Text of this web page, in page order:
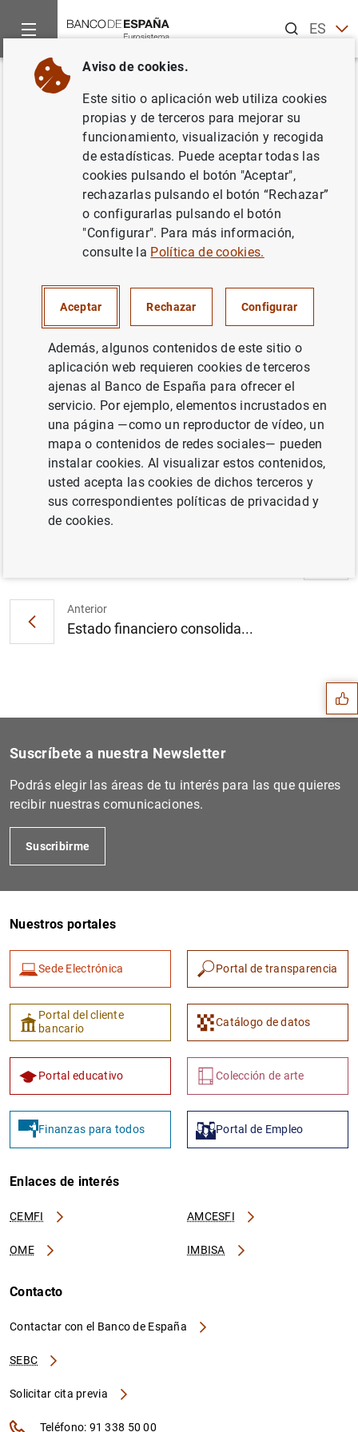
ESEN
Inicio Noticias y eventos
Volver
El BCE nombra a Petra Senkovic
directora general de Secretaría
y a Pedro Gustavo Teixeira
director general de la Secretaría
del Consejo de Supervisión
BCE, EUROSISTEMA
El BCE nombra a Petra Senkovic directora
general de Secretaría y a Pedro Gustavo
Teixeira director general de la Secretaría
del Consejo de Supervisión (1MB)
Anterior
Estado financiero consolida... Sugerencias
Suscríbete a nuestra Newsletter
Podrás elegir las áreas de tu interés para las que quieres
recibir nuestras comunicaciones.
Suscribirme
Nuestros portales
Sede Electrónica Portal de transparencia
Portal del cliente
bancario
Catálogo de datos
Portal educativo Colección de arte
Finanzas para todos Portal de Empleo
Enlaces de interés
CEMFI AMCESFI
OME IMBISA
Contacto
Contactar con el Banco de España
SEBC
Solicitar cita previa
Teléfono: 91 338 50 00
Aviso de cookies.
Este sitio o aplicación web utiliza cookies
propias y de terceros para mejorar su
funcionamiento, visualización y recogida
de estadísticas. Puede aceptar todas las
cookies pulsando el botón "Aceptar",
rechazarlas pulsando el botón “Rechazar”
o configurarlas pulsando el botón
"Configurar". Para más información,
consulte la Política de cookies.
Aceptar Rechazar Configurar
Además, algunos contenidos de este sitio o
aplicación web requieren cookies de terceros
ajenas al Banco de España para ofrecer el
servicio. Por ejemplo, elementos incrustados en
una página —como un reproductor de vídeo, un
mapa o contenidos de redes sociales— pueden
instalar cookies. Al visualizar estos contenidos,
usted acepta las cookies de dichos terceros y
sus correspondientes políticas de privacidad y
de cookies.